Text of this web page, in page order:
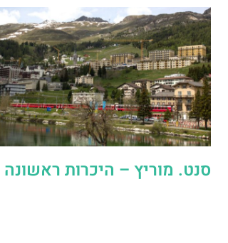
סנט. מוריץ – היכרות ראשונה